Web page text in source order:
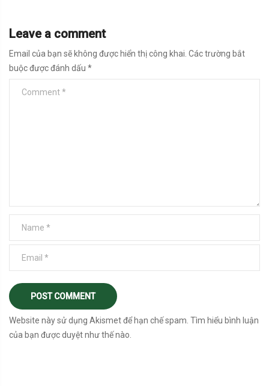
Leave a comment
Email của bạn sẽ không được hiển thị công khai. Các trường bắt
buộc được đánh dấu *
Website này sử dụng Akismet để hạn chế spam. Tìm hiểu bình luận
của bạn được duyệt như thế nào